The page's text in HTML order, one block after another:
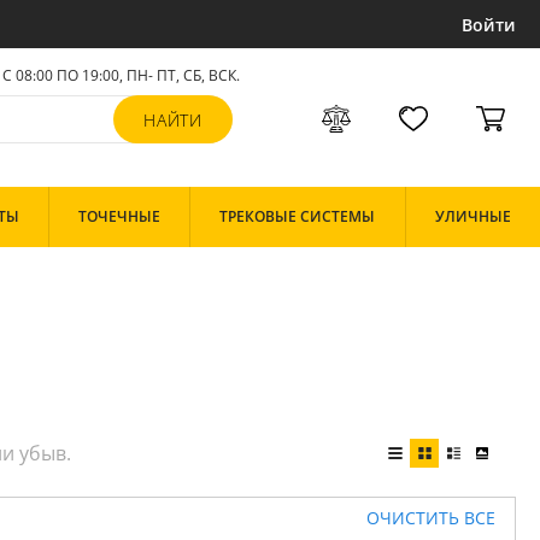
Войти
С 08:00 ПО 19:00, ПН- ПТ, СБ, ВСК.
ТОЧЕЧНЫЕ ТРЕКОВЫЕ СИСТЕМЫ УЛИЧНЫЕ
ОЧИСТИТЬ ВСЕ